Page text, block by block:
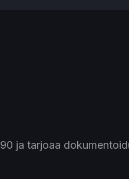
ja tarjoaa